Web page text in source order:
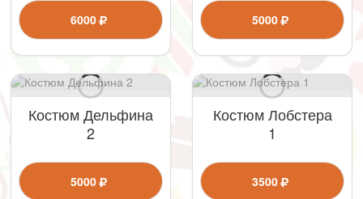
6000 5000
Костюм Дельфина
2
5000
Костюм Лобстера
1
3500